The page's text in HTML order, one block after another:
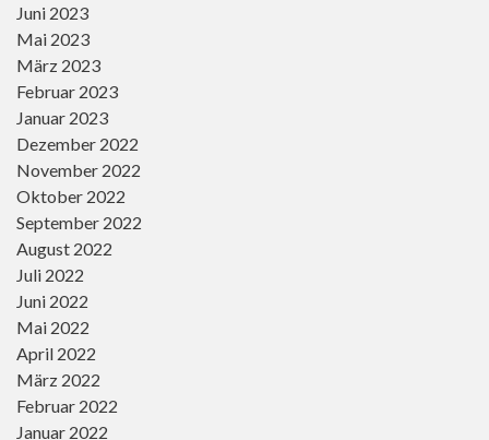
Juni 2023
Mai 2023
März 2023
Februar 2023
Januar 2023
Dezember 2022
November 2022
Oktober 2022
September 2022
August 2022
Juli 2022
Juni 2022
Mai 2022
April 2022
März 2022
Februar 2022
Januar 2022